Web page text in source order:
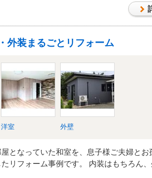
外装まるごとリフォーム
洋室 外壁
屋となっていた和室を、息子様ご夫婦とお
リフォーム事例です。 内装はもちろん